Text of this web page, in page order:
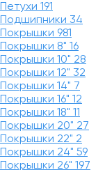
Петухи 191
Подшипники 34
Покрышки 981
Покрышки 8" 16
Покрышки 10" 28
Покрышки 12" 32
Покрышки 14" 7
Покрышки 16" 12
Покрышки 18" 11
Покрышки 20" 27
Покрышки 22" 2
Покрышки 24" 59
Покрышки 26" 197